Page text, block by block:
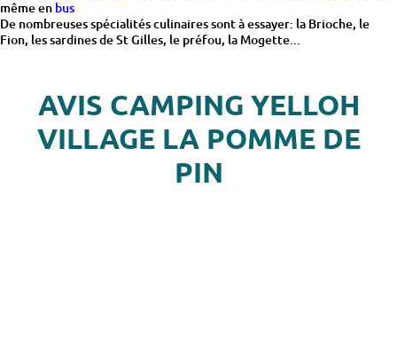
même en bus
De nombreuses spécialités culinaires sont à essayer: la Brioche, le
Fion, les sardines de St Gilles, le préfou, la Mogette...
AVIS CAMPING YELLOH
VILLAGE LA POMME DE
PIN